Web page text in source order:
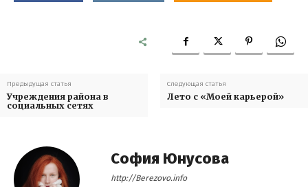
Предыдущая статья
Учреждения района в
социальных сетях
Следующая статья
Лето с «Моей карьерой»
София Юнусова
http://Berezovo.info